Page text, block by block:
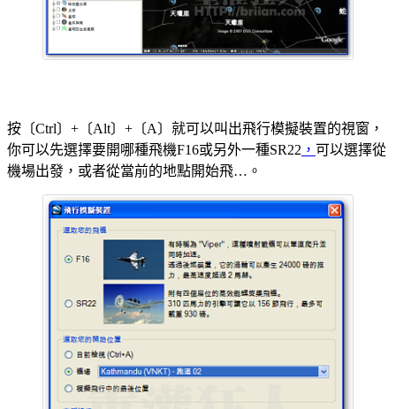
按〔Ctrl〕+〔Alt〕+〔A〕就可以叫出飛行模擬裝置的視窗，
你可以先選擇要開哪種飛機F16或另外一種SR22 ， 可以選擇從
機場出發，或者從當前的地點開始飛…。